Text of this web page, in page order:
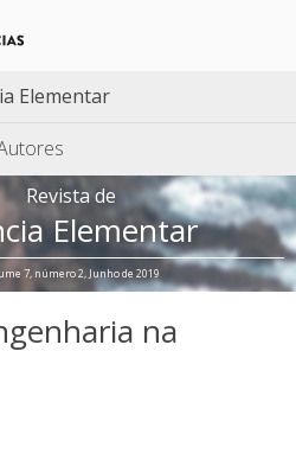
Elementar
Revista de
Elementar
7, número 2, Junho de 2019
na